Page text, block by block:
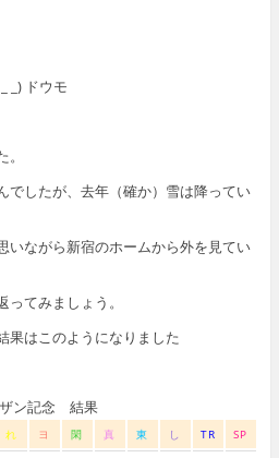
_) ドウモ
でしたが、去年（確か）雪は降ってい
いながら新宿のホームから外を見てい
てみましょう。
果はこのようになりました
ン記念 結果
れ ヨ 閑 真 東 し TR SP